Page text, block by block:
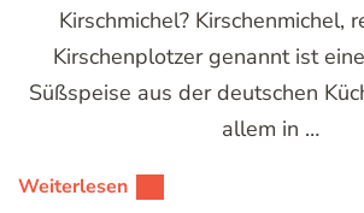
Kirschmichel? Kirschenmichel,
Kirschenplotzer genannt ist
Süßspeise aus der deutschen
allem in …
Weiterlesen